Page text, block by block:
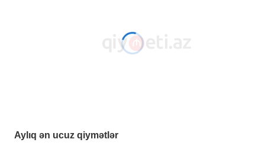
Aylıq ən ucuz qiymətlər